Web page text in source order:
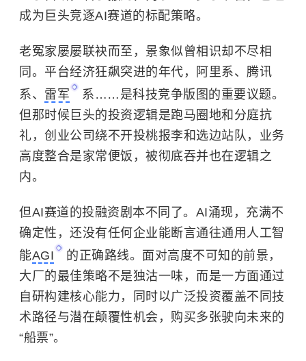
成为巨头竞逐AI赛道的标配策略。
老冤家屡屡联袂而至，景象似曾相识却不尽相
同。平台经济狂飙突进的年代，阿里系、腾讯
系、 雷军
系……是科技竞争版图的重要议题。
但那时候巨头的投资逻辑是跑马圈地和分庭抗
礼，创业公司绕不开投桃报李和选边站队，业务
高度整合是家常便饭，被彻底吞并也在逻辑之
内。
但AI赛道的投融资剧本不同了。AI涌现，充满不
确定性，还没有任何企业能断言通往通用人工智
能AGI
的正确路线。面对高度不可知的前景，
大厂的最佳策略不是独沽一味，而是一方面通过
自研构建核心能力，同时以广泛投资覆盖不同技
术路径与潜在颠覆性机会，购买多张驶向未来的
“船票”。